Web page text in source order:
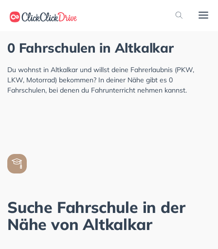
0 Fahrschulen in Altkalkar
Du wohnst in Altkalkar und willst deine Fahrerlaubnis (PKW,
LKW, Motorrad) bekommen? In deiner Nähe gibt es 0
Fahrschulen, bei denen du Fahrunterricht nehmen kannst.
Suche Fahrschule in der
Nähe von Altkalkar